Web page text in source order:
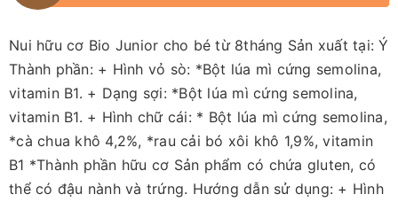
Nui hữu cơ Bio Junior cho bé từ 8tháng Sản xuất tại: Ý
Thành phần: + Hình vỏ sò: *Bột lúa mì cứng semolina,
vitamin B1. + Dạng sợi: *Bột lúa mì cứng semolina,
vitamin B1. + Hình chữ cái: * Bột lúa mì cứng semolina,
*cà chua khô 4,2%, *rau cải bó xôi khô 1,9%, vitamin
B1 *Thành phần hữu cơ Sản phẩm có chứa gluten, có
thể có đậu nành và trứng. Hướng dẫn sử dụng: + Hình